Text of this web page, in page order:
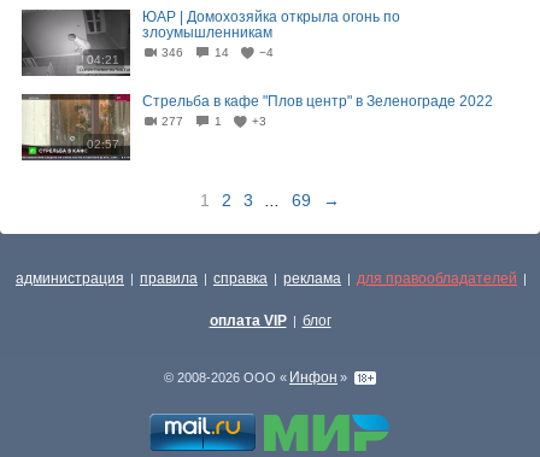
04:21
ЮАР | Домохозяйка открыла огонь по
злоумышленникам
346 14 −4
02:57
Стрельба в кафе "Плов центр" в Зеленограде 2022
277 1 +3
1 2 3 69 →
администрация | правила | справка | реклама | для правообладателей |
оплата VIP | блог
© 2008-2026 ООО « Инфон »